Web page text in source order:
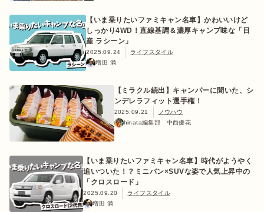
【いま乗りたいファミキャン名車】かわいいけど
しっかり4WD！直線基調＆濃厚キャンプ味な「日
産 ラシーン」
2025.09.24
ライフスタイル
増田 満
【ミラクル続出】キャンパーに聞いた、シ
ンデレラフィット選手権！
2025.09.21
ノウハウ
hinata編集部 中西優花
【いま乗りたいファミキャン名車】時代がようやく
追いついた！？ミニバン×SUVな姿で人気上昇中の
「クロスロード」
2025.09.20
ライフスタイル
増田 満